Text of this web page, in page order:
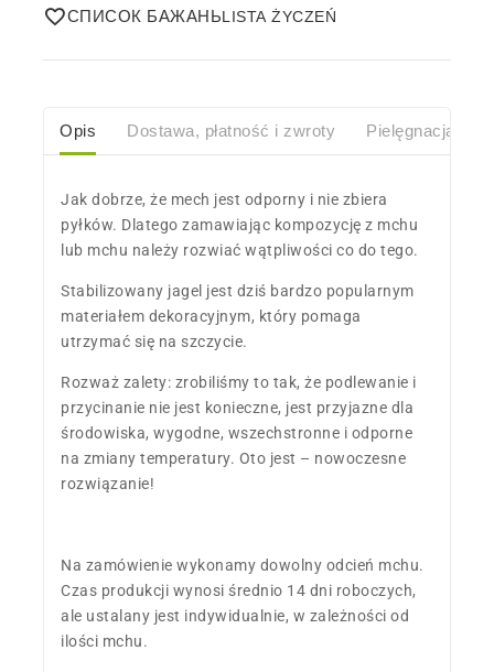
СПИСОК БАЖАНЬ
Opis Dostawa, płatność i zwroty Pielęgnacja
Jak dobrze, że mech jest odporny i nie zbiera
pyłków. Dlatego zamawiając kompozycję z mchu
lub mchu należy rozwiać wątpliwości co do tego.
Stabilizowany jagel jest dziś bardzo popularnym
materiałem dekoracyjnym, który pomaga
utrzymać się na szczycie.
Rozważ zalety: zrobiliśmy to tak, że podlewanie i
przycinanie nie jest konieczne, jest przyjazne dla
środowiska, wygodne, wszechstronne i odporne
na zmiany temperatury. Oto jest – nowoczesne
rozwiązanie!
Na zamówienie wykonamy dowolny odcień mchu.
Czas produkcji wynosi średnio 14 dni roboczych,
ale ustalany jest indywidualnie, w zależności od
ilości mchu.